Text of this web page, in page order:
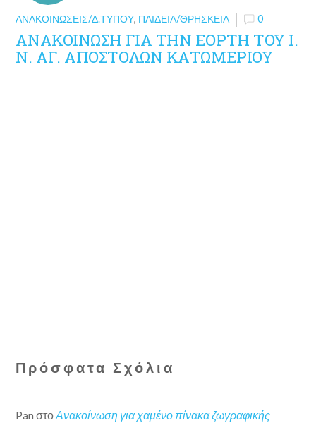
ΑΝΑΚΟΙΝΏΣΕΙΣ/Δ.ΤΎΠΟΥ, ΠΑΙΔΕΊΑ/ΘΡΗΣΚΕΊΑ 0
ΑΝΑΚΟΙΝΩΣΗ ΓΙΑ ΤΗΝ ΕΟΡΤΗ ΤΟΥ Ι.
Ν. ΑΓ. ΑΠΟΣΤΟΛΩΝ ΚΑΤΩΜΕΡΙΟΥ
Πρόσφατα Σχόλια
Pan στοΑνακοίνωση για χαμένο πίνακα ζωγραφικής